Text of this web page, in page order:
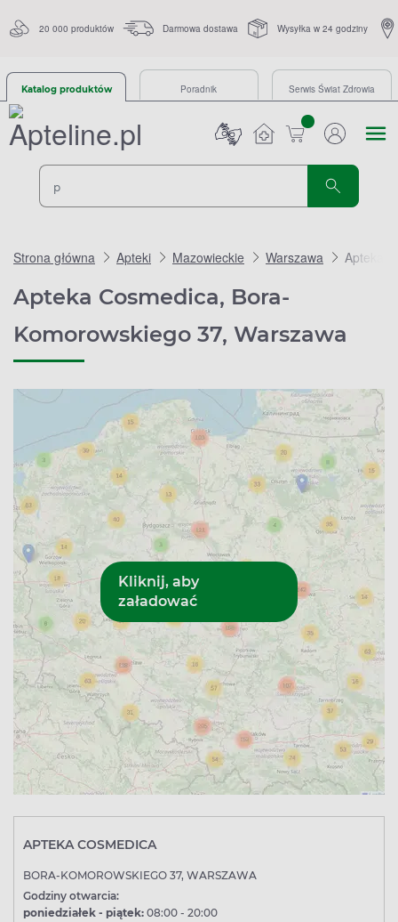
20 000 produktów Darmowa dostawa Wysyłka w 24 godziny
Katalog produktów Poradnik Serwis Świat Zdrowia
sztuk
Strona główna Apteki Mazowieckie Warszawa Apteka
Apteka Cosmedica, Bora-
Komorowskiego 37, Warszawa
APTEKA COSMEDICA
BORA-KOMOROWSKIEGO 37, WARSZAWA
Godziny otwarcia:
poniedziałek - piątek: 08:00 - 20:00